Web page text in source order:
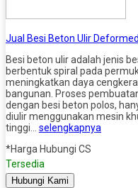
Jual Besi Beton Ulir
Besi beton ulir adalah jenis
berbentuk spiral pada
meningkatkan daya
bangunan. Proses
dengan besi beton polos,
diulir menggunakan mesin
tinggi… selengkapnya
*Harga Hubungi CS
Tersedia
Hubungi Kami